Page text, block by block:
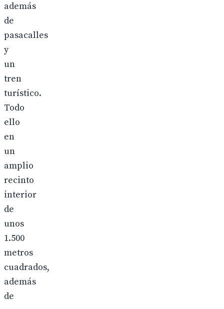
además
de
pasacalles
y
un
tren
turístico.
Todo
ello
en
un
amplio
recinto
interior
de
unos
1.500
metros
cuadrados,
además
de